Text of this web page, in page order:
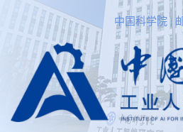
中国科学院 |